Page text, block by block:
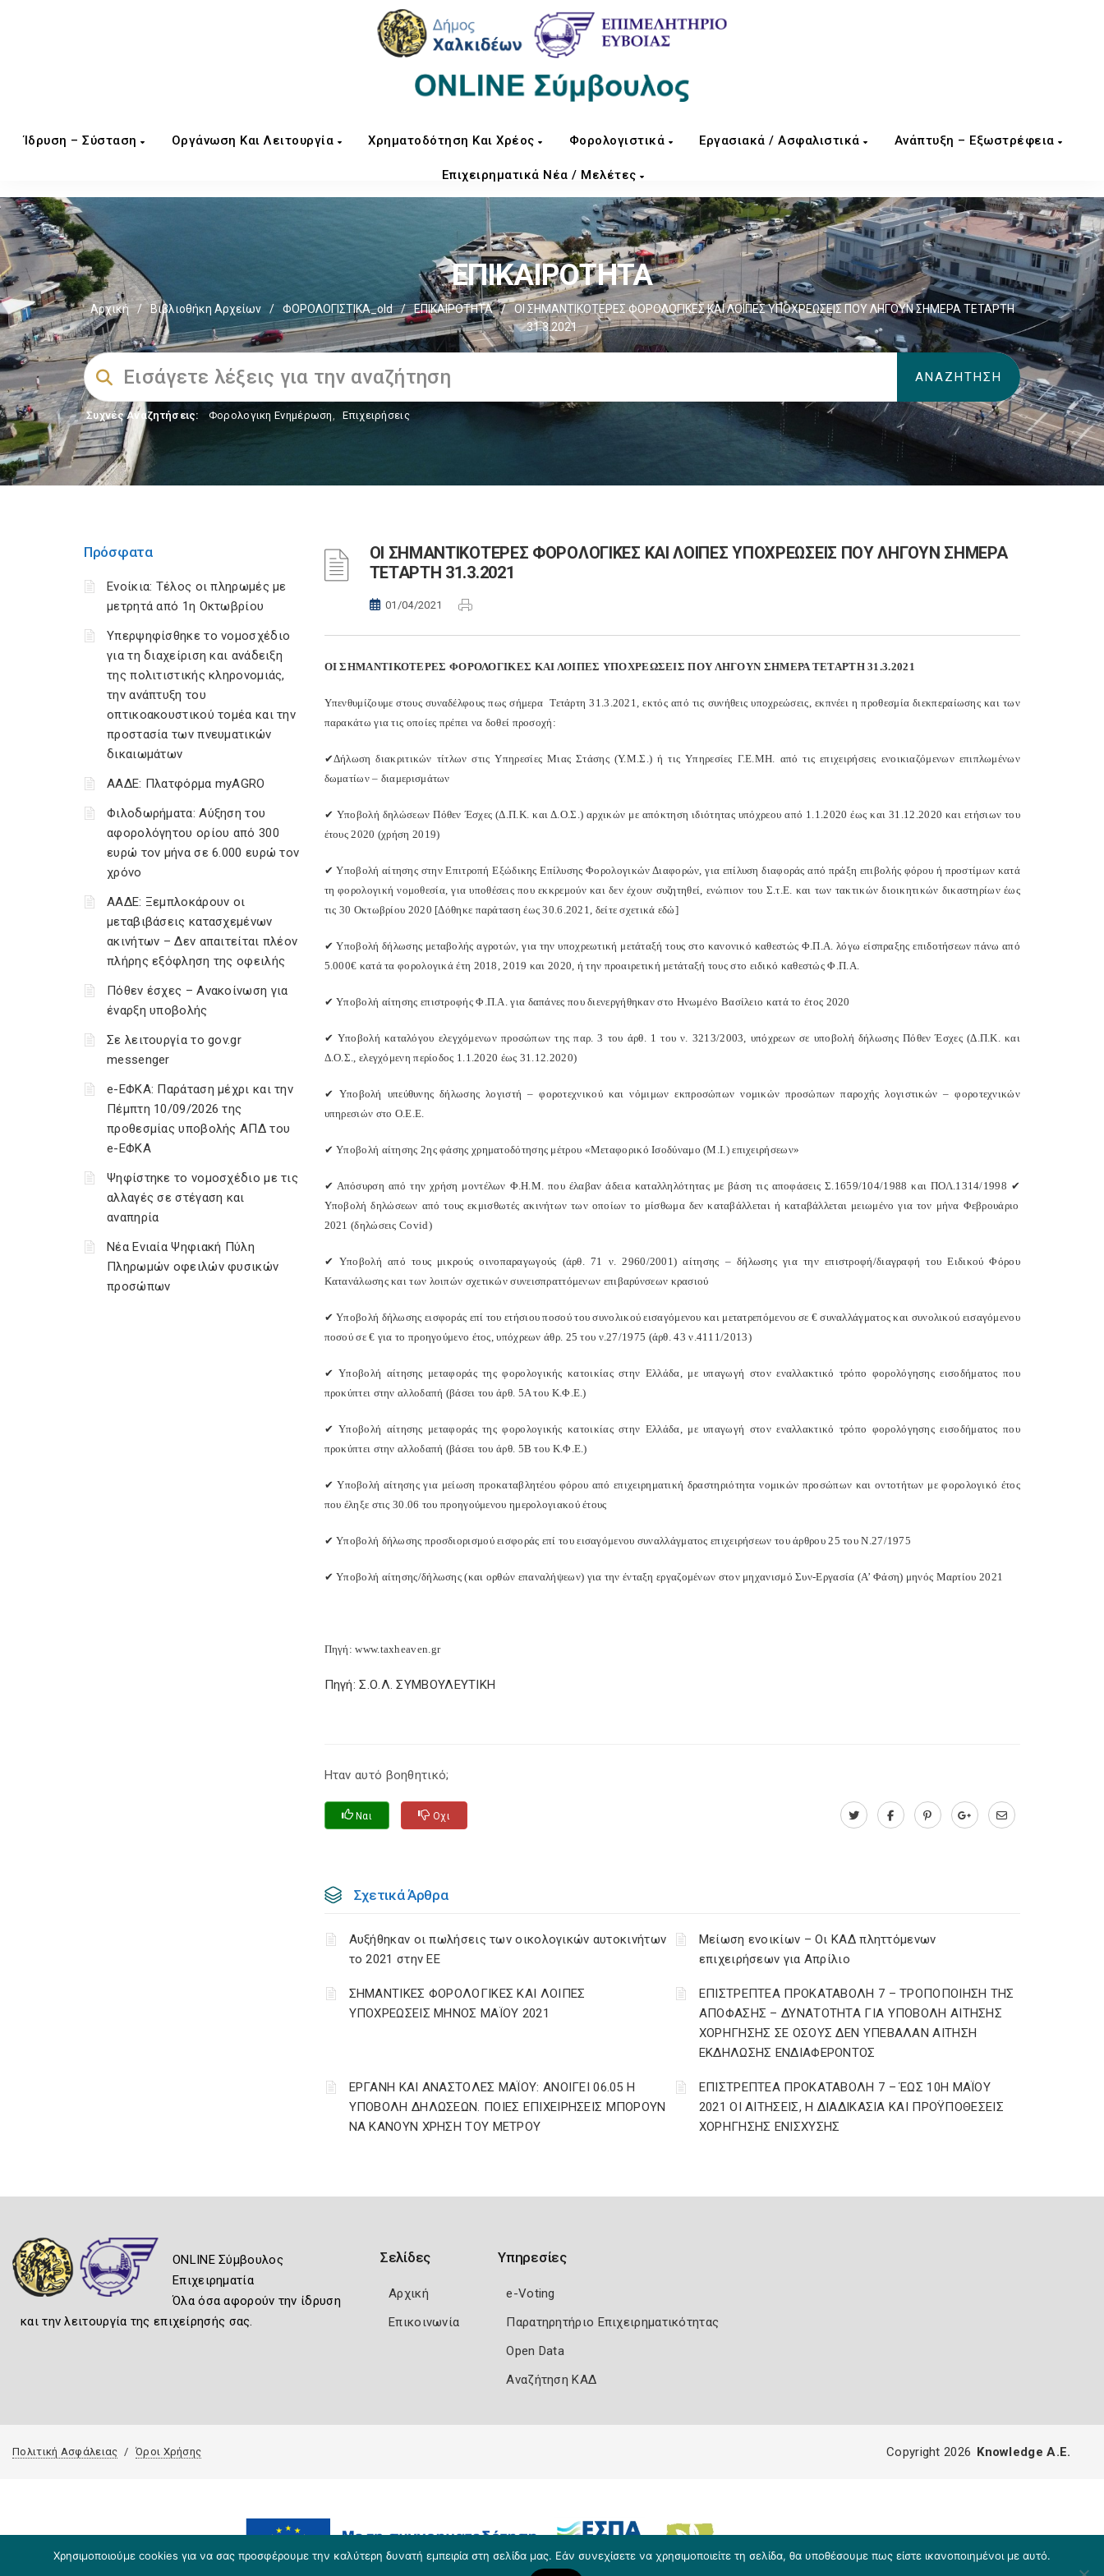
Ίδρυση – Σύσταση Οργάνωση Και Λειτουργία Χρηματοδότηση Και Χρέος Φορολογιστικά Εργασιακά / Ασφαλιστικά Ανάπτυξη – Εξωστρέφεια
Επιχειρηματικά Νέα / Μελέτες
ΕΠΙΚΑΙΡΟΤΗΤΑ
Αρχική / Βιβλιοθήκη Αρχείων / ΦΟΡΟΛΟΓΙΣΤΙΚΑ_old / ΕΠΙΚΑΙΡΟΤΗΤΑ /
ΟΙ ΣΗΜΑΝΤΙΚΟΤΕΡΕΣ ΦΟΡΟΛΟΓΙΚΕΣ ΚΑΙ ΛΟΙΠΕΣ ΥΠΟΧΡΕΩΣΕΙΣ ΠΟΥ ΛΗΓΟΥΝ ΣΗΜΕΡΑ ΤΕΤΑΡΤΗ
31.3.2021
Συχνές Αναζητήσεις: Φορολογικη Ενημέρωση, Επιχειρήσεις
Πρόσφατα
Ενοίκια: Τέλος οι πληρωμές με
μετρητά από 1η Οκτωβρίου
Υπερψηφίσθηκε το νομοσχέδιο
για τη διαχείριση και ανάδειξη
της πολιτιστικής κληρονομιάς,
την ανάπτυξη του
οπτικοακουστικού τομέα και την
προστασία των πνευματικών
δικαιωμάτων
ΑΑΔΕ: Πλατφόρμα myAGRO
Φιλοδωρήματα: Αύξηση του
αφορολόγητου ορίου από 300
ευρώ τον μήνα σε 6.000 ευρώ τον
χρόνο
ΑΑΔΕ: Ξεμπλοκάρουν οι
μεταβιβάσεις κατασχεμένων
ακινήτων – Δεν απαιτείται πλέον
πλήρης εξόφληση της οφειλής
Πόθεν έσχες – Ανακοίνωση για
έναρξη υποβολής
Σε λειτουργία το gov.gr
messenger
e-ΕΦΚΑ: Παράταση μέχρι και την
Πέμπτη 10/09/2026 της
προθεσμίας υποβολής ΑΠΔ του
e-ΕΦΚΑ
Ψηφίστηκε το νομοσχέδιο με τις
αλλαγές σε στέγαση και
αναπηρία
Νέα Ενιαία Ψηφιακή Πύλη
Πληρωμών οφειλών φυσικών
προσώπων
ΟΙ ΣΗΜΑΝΤΙΚΟΤΕΡΕΣ ΦΟΡΟΛΟΓΙΚΕΣ ΚΑΙ ΛΟΙΠΕΣ ΥΠΟΧΡΕΩΣΕΙΣ ΠΟΥ ΛΗΓΟΥΝ ΣΗΜΕΡΑ
ΤΕΤΑΡΤΗ 31.3.2021
01/04/2021
ΟΙ ΣΗΜΑΝΤΙΚΟΤΕΡΕΣ ΦΟΡΟΛΟΓΙΚΕΣ ΚΑΙ ΛΟΙΠΕΣ ΥΠΟΧΡΕΩΣΕΙΣ ΠΟΥ ΛΗΓΟΥΝ ΣΗΜΕΡΑ ΤΕΤΑΡΤΗ 31.3.2021
Υπενθυμίζουμε στους συναδέλφους πως σήμερα Τετάρτη 31.3.2021, εκτός από τις συνήθεις υποχρεώσεις, εκπνέει η προθεσμία διεκπεραίωσης και των
παρακάτω για τις οποίες πρέπει να δοθεί προσοχή:
✔Δήλωση διακριτικών τίτλων στις Υπηρεσίες Μιας Στάσης (Υ.Μ.Σ.) ή τις Υπηρεσίες Γ.Ε.ΜΗ. από τις επιχειρήσεις ενοικιαζόμενων επιπλωμένων
δωματίων – διαμερισμάτων
✔ Υποβολή δηλώσεων Πόθεν Έσχες (Δ.Π.Κ. και Δ.Ο.Σ.) αρχικών με απόκτηση ιδιότητας υπόχρεου από 1.1.2020 έως και 31.12.2020 και ετήσιων του
έτους 2020 (χρήση 2019)
✔ Υποβολή αίτησης στην Επιτροπή Εξώδικης Επίλυσης Φορολογικών Διαφορών, για επίλυση διαφοράς από πράξη επιβολής φόρου ή προστίμων κατά
τη φορολογική νομοθεσία, για υποθέσεις που εκκρεμούν και δεν έχουν συζητηθεί, ενώπιον του Σ.τ.Ε. και των τακτικών διοικητικών δικαστηρίων έως
τις 30 Οκτωβρίου 2020 [Δόθηκε παράταση έως 30.6.2021, δείτε σχετικά εδώ]
✔ Υποβολή δήλωσης μεταβολής αγροτών, για την υποχρεωτική μετάταξή τους στο κανονικό καθεστώς Φ.Π.Α. λόγω είσπραξης επιδοτήσεων πάνω από
5.000€ κατά τα φορολογικά έτη 2018, 2019 και 2020, ή την προαιρετική μετάταξή τους στο ειδικό καθεστώς Φ.Π.Α.
✔ Υποβολή αίτησης επιστροφής Φ.Π.Α. για δαπάνες που διενεργήθηκαν στο Ηνωμένο Βασίλειο κατά το έτος 2020
✔ Υποβολή καταλόγου ελεγχόμενων προσώπων της παρ. 3 του άρθ. 1 του ν. 3213/2003, υπόχρεων σε υποβολή δήλωσης Πόθεν Έσχες (Δ.Π.Κ. και
Δ.Ο.Σ., ελεγχόμενη περίοδος 1.1.2020 έως 31.12.2020)
✔ Υποβολή υπεύθυνης δήλωσης λογιστή – φοροτεχνικού και νόμιμων εκπροσώπων νομικών προσώπων παροχής λογιστικών – φοροτεχνικών
υπηρεσιών στο Ο.Ε.Ε.
✔ Υποβολή αίτησης 2ης φάσης χρηματοδότησης μέτρου «Μεταφορικό Ισοδύναμο (Μ.Ι.) επιχειρήσεων»
✔ Απόσυρση από την χρήση μοντέλων Φ.Η.Μ. που έλαβαν άδεια καταλληλότητας με βάση τις αποφάσεις Σ.1659/104/1988 και ΠΟΛ.1314/1998 ✔
Υποβολή δηλώσεων από τους εκμισθωτές ακινήτων των οποίων το μίσθωμα δεν καταβάλλεται ή καταβάλλεται μειωμένο για τον μήνα Φεβρουάριο
2021 (δηλώσεις Covid)
✔ Υποβολή από τους μικρούς οινοπαραγωγούς (άρθ. 71 ν. 2960/2001) αίτησης – δήλωσης για την επιστροφή/διαγραφή του Ειδικού Φόρου
Κατανάλωσης και των λοιπών σχετικών συνεισπραττόμενων επιβαρύνσεων κρασιού
✔ Υποβολή δήλωσης εισφοράς επί του ετήσιου ποσού του συνολικού εισαγόμενου και μετατρεπόμενου σε € συναλλάγματος και συνολικού εισαγόμενου
ποσού σε € για το προηγούμενο έτος, υπόχρεων άθρ. 25 του ν.27/1975 (άρθ. 43 ν.4111/2013)
✔ Υποβολή αίτησης μεταφοράς της φορολογικής κατοικίας στην Ελλάδα, με υπαγωγή στον εναλλακτικό τρόπο φορολόγησης εισοδήματος που
προκύπτει στην αλλοδαπή (βάσει του άρθ. 5Α του Κ.Φ.Ε.)
✔ Υποβολή αίτησης μεταφοράς της φορολογικής κατοικίας στην Ελλάδα, με υπαγωγή στον εναλλακτικό τρόπο φορολόγησης εισοδήματος που
προκύπτει στην αλλοδαπή (βάσει του άρθ. 5Β του Κ.Φ.Ε.)
✔ Υποβολή αίτησης για μείωση προκαταβλητέου φόρου από επιχειρηματική δραστηριότητα νομικών προσώπων και οντοτήτων με φορολογικό έτος
που έληξε στις 30.06 του προηγούμενου ημερολογιακού έτους
✔ Υποβολή δήλωσης προσδιορισμού εισφοράς επί του εισαγόμενου συναλλάγματος επιχειρήσεων του άρθρου 25 του Ν.27/1975
✔ Υποβολή αίτησης/δήλωσης (και ορθών επαναλήψεων) για την ένταξη εργαζομένων στον μηχανισμό Συν-Εργασία (Α’ Φάση) μηνός Μαρτίου 2021
Πηγή: www.taxheaven.gr
Πηγή: Σ.Ο.Λ. ΣΥΜΒΟΥΛΕΥΤΙΚΗ
Ηταν αυτό βοηθητικό;
Ναι Οχι
Σχετικά Άρθρα
Αυξήθηκαν οι πωλήσεις των οικολογικών αυτοκινήτων
το 2021 στην ΕΕ
Μείωση ενοικίων – Οι ΚΑΔ πληττόμενων
επιχειρήσεων για Απρίλιο
ΣΗΜΑΝΤΙΚΕΣ ΦΟΡΟΛΟΓΙΚΕΣ ΚΑΙ ΛΟΙΠΕΣ
ΥΠΟΧΡΕΩΣΕΙΣ ΜΗΝΟΣ ΜΑΪΟΥ 2021
ΕΠΙΣΤΡΕΠΤΕΑ ΠΡΟΚΑΤΑΒΟΛΗ 7 – ΤΡΟΠΟΠΟΙΗΣΗ ΤΗΣ
ΑΠΟΦΑΣΗΣ – ΔΥΝΑΤΟΤΗΤΑ ΓΙΑ ΥΠΟΒΟΛΗ ΑΙΤΗΣΗΣ
ΧΟΡΗΓΗΣΗΣ ΣΕ ΟΣΟΥΣ ΔΕΝ ΥΠΕΒΑΛΑΝ ΑΙΤΗΣΗ
ΕΚΔΗΛΩΣΗΣ ΕΝΔΙΑΦΕΡΟΝΤΟΣ
ΕΡΓΑΝΗ ΚΑΙ ΑΝΑΣΤΟΛΕΣ ΜΑΪΟΥ: ΑΝΟΙΓΕΙ 06.05 Η
ΥΠΟΒΟΛΗ ΔΗΛΩΣΕΩΝ. ΠΟΙΕΣ ΕΠΙΧΕΙΡΗΣΕΙΣ ΜΠΟΡΟΥΝ
ΝΑ ΚΑΝΟΥΝ ΧΡΗΣΗ ΤΟΥ ΜΕΤΡΟΥ
ΕΠΙΣΤΡΕΠΤΕΑ ΠΡΟΚΑΤΑΒΟΛΗ 7 – ΈΩΣ 10Η ΜΑΪΟΥ
2021 ΟΙ ΑΙΤΗΣΕΙΣ, Η ΔΙΑΔΙΚΑΣΙΑ ΚΑΙ ΠΡΟΫΠΟΘΕΣΕΙΣ
ΧΟΡΗΓΗΣΗΣ ΕΝΙΣΧΥΣΗΣ
ONLINE Σύμβουλος
Επιχειρηματία
Όλα όσα αφορούν την ίδρυση
και την λειτουργία της επιχείρησής σας.
Σελίδες
Αρχική
Επικοινωνία
Υπηρεσίες
e-Voting
Παρατηρητήριο Επιχειρηματικότητας
Open Data
Αναζήτηση ΚΑΔ
Πολιτική Ασφάλειας Όροι Χρήσης
Χρησιμοποιούμε cookies για να σας προσφέρουμε την καλύτερη δυνατή εμπειρία στη σελίδα μας. Εάν συνεχίσετε να χρησιμοποιείτε τη σελίδα, θα υποθέσουμε πως είστε ικανοποιημένοι με αυτό.
Copyright 2026 Knowledge A.E.